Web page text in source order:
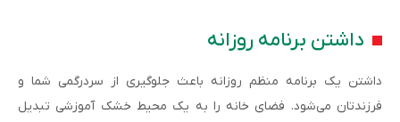
داشتن برنامه روزانه
داشتن یک برنامه منظم روزانه باعث جلوگیری از سردرگمی شما و
فرزندتان می‌شود. فضای خانه را به یک محیط خشک آموزشی تبدیل